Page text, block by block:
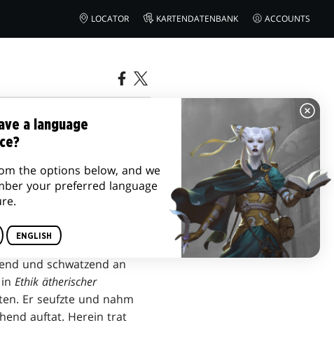
LOCATOR KARTENDATENBANK ACCOUNTS
Laub über den Hof
und schwatzend an
Ethik ätherischer
Er seufzte und nahm
auftat. Herein trat
a language
the options below, and we
your preferred language
ENGLISH